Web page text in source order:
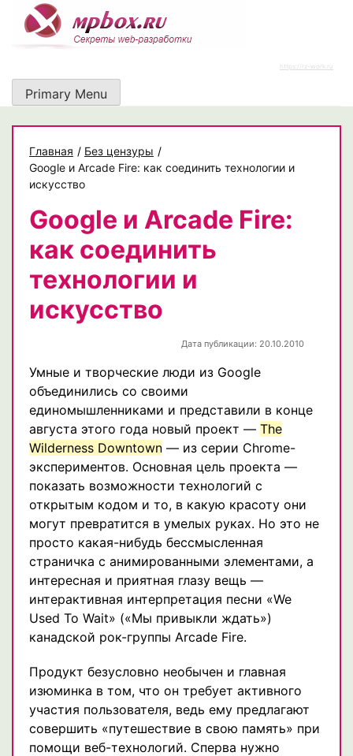
content
https://rz-work.ru
Primary Menu
Главная / Без цензуры /
Google и Arcade Fire: как соединить технологии и
искусство
Google и Arcade Fire:
как соединить
технологии и
искусство
Дата публикации: 20.10.2010
Умные и творческие люди из Google
объединились со своими
единомышленниками и представили в конце
августа этого года новый проект — The
Wilderness Downtown — из серии Chrome-
экспериментов. Основная цель проекта —
показать возможности технологий с
открытым кодом и то, в какую красоту они
могут превратится в умелых руках. Но это не
просто какая-нибудь бессмысленная
страничка с анимированными элементами, а
интересная и приятная глазу вещь —
интерактивная интерпретация песни «We
Used To Wait» («Мы привыкли ждать»)
канадской рок-группы Arcade Fire.
Продукт безусловно необычен и главная
изюминка в том, что он требует активного
участия пользователя, ведь ему предлагают
совершить «путешествие в свою память» при
помощи веб-технологий. Сперва нужно